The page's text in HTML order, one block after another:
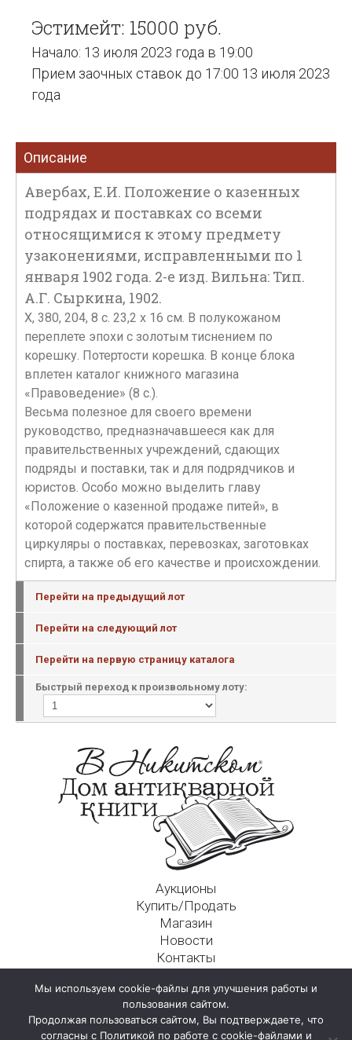
Эстимейт: 15000 руб.
Начало: 13 июля 2023 года в 19:00
Прием заочных ставок до 17:00 13 июля 2023
года
Описание
Авербах, Е.И. Положение о казенных
подрядах и поставках со всеми
относящимися к этому предмету
узаконениями, исправленными по 1
января 1902 года. 2-е изд. Вильна: Тип.
А.Г. Сыркина, 1902.
X, 380, 204, 8 с. 23,2 х 16 см. В полукожаном
переплете эпохи с золотым тиснением по
корешку. Потертости корешка. В конце блока
вплетен каталог книжного магазина
«Правоведение» (8 с.).
Весьма полезное для своего времени
руководство, предназначавшееся как для
правительственных учреждений, сдающих
подряды и поставки, так и для подрядчиков и
юристов. Особо можно выделить главу
«Положение о казенной продаже питей», в
которой содержатся правительственные
циркуляры о поставках, перевозках, заготовках
спирта, а также об его качестве и происхождении.
Перейти на предыдущий лот
Перейти на следующий лот
Перейти на первую страницу каталога
Быстрый переход к произвольному лоту:
Аукционы
Купить/Продать
Магазин
Новости
Контакты
125009, г. Москва, Никитский пер., д. 4а, стр. 1
Мы используем cookie-файлы для улучшения работы и
пользования сайтом.
Продолжая пользоваться сайтом, Вы подтверждаете, что
согласны с Политикой по работе с cookie-файлами и